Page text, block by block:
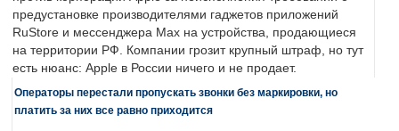
предустановке производителями гаджетов приложений
RuStore и мессенджера Max на устройства, продающиеся
на территории РФ. Компании грозит крупный штраф, но тут
есть нюанс: Apple в России ничего и не продает.
Операторы перестали пропускать звонки без маркировки, но
платить за них все равно приходится